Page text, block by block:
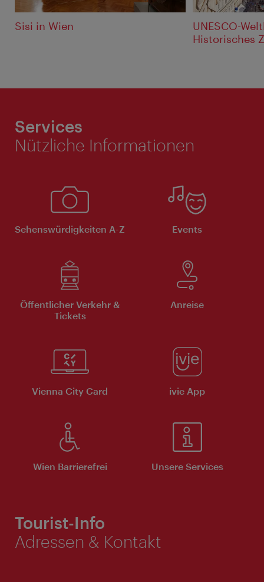
Sisi in Wien
UNESCO-
Historisches
Services
Nützliche Informationen
Sehenswürdigkeiten A-Z Events
Öffentlicher Verkehr &
Tickets
Anreise
Vienna City Card ivie App
Wien Barrierefrei Unsere Services
Tourist-Info
Adressen & Kontakt